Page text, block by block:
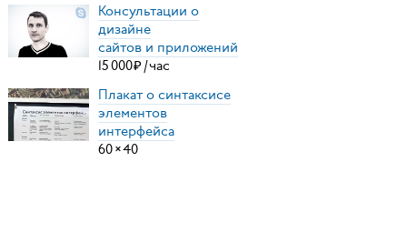
Консультации о
дизайне
сайтов и приложений
15000₽ /час
Плакат о синтаксисе
элементов
интерфейса
60×40